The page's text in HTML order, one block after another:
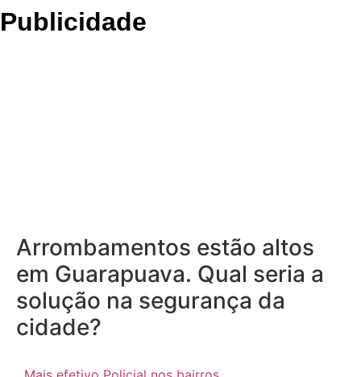
Publicidade
Arrombamentos estão altos
em Guarapuava. Qual seria a
solução na segurança da
cidade?